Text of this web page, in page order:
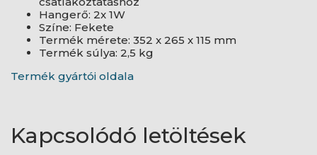
Hangerő: 2x 1W
Színe: Fekete
Termék mérete: 352 x 265 x 115 mm
Termék súlya: 2,5 kg
Termék gyártói oldala
Kapcsolódó letöltések